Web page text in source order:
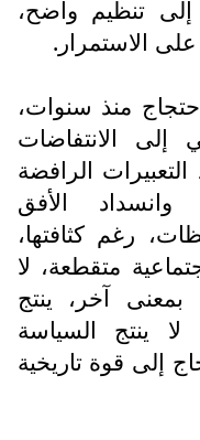
تنظيم واضح،
الاستمرار.
منذ سنوات،
الانتفاضات
الرافضة
الأفق
رغم كثافتها،
متقطعة، لا
آخر، ينتج
لا ينتج السياسة
إلى قوة تاريخية